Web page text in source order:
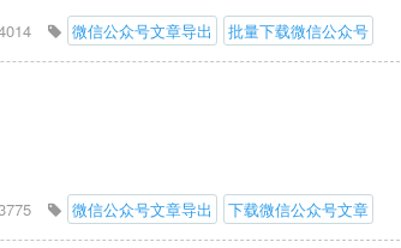
微信公众号文章导出 批量下载微信公众号
微信公众号文章导出 下载微信公众号文章